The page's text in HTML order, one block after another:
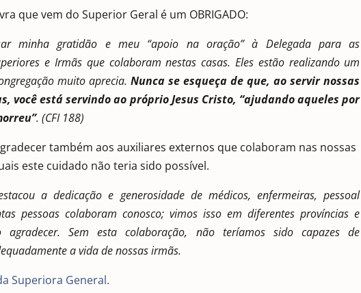
que vem do Superior Geral é um OBRIGADO:
minha gratidão e meu “apoio na oração” à Delegada para as
e Irmãs que colaboram nestas casas. Eles estão realizando um
muito aprecia. Nunca se esqueça de que, ao servir nossas
você está servindo ao próprio Jesus Cristo, “ajudando aqueles por
. (CFI 188)
também aos auxiliares externos que colaboram nas nossas
este cuidado não teria sido possível.
a dedicação e generosidade de médicos, enfermeiras, pessoal
pessoas colaboram conosco; vimos isso em diferentes províncias e
agradecer. Sem esta colaboração, não teríamos sido capazes de
a vida de nossas irmãs.
Superiora General.